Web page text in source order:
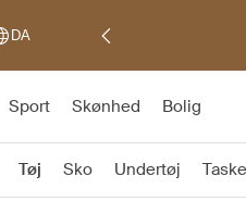
DA
Sport Skønhed Bolig
Tøj Sko Undertøj